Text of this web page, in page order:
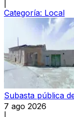
Categoría: Local
Subasta pública
7 ago 2026